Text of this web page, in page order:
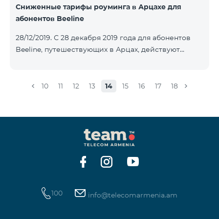
Сниженные тарифы роуминга в Арцахе для
абонентов Beeline
28/12/2019. С 28 декабря 2019 года для абонентов
Beeline, путешествующих в Арцах, действуют
местных звонков в Арцахе - 29 драм/мин, 1 МБ
тарифов в Арцахе будет нести продолжительный
характер тарифов роуминга в Арцахе согласно
Меморандому, подписанному между
Государственной комиссией по регулированию
10 11 12 13 14 15 16 17 18
100 info@telecomarmenia.am